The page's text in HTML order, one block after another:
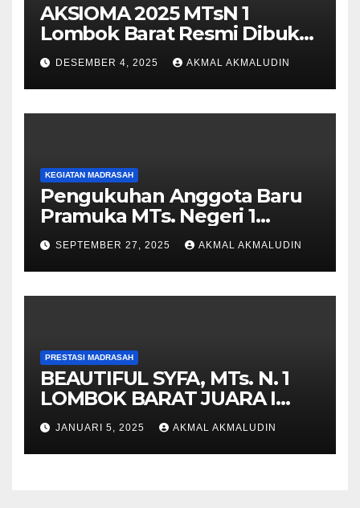
AKSIOMA 2025 MTsN 1
Lombok Barat Resmi Dibuka,
Semarakkan Pasca SAS
dengan Semangat
Sportivitas dan Kreativitas
DESEMBER 4, 2025 AKMAL AKMALUDIN
KEGIATAN MADRASAH
Pengukuhan Anggota Baru
Pramuka MTs. Negeri 1
Lombok Barat Tahun 2025 di
Pantai Cemare Lembar
SEPTEMBER 27, 2025 AKMAL AKMALUDIN
PRESTASI MADRASAH
BEAUTIFUL SYFA, MTs. N. 1
LOMBOK BARAT JUARA I
PIDATO BAHASA INGGRIS
JANUARI 5, 2025 AKMAL AKMALUDIN